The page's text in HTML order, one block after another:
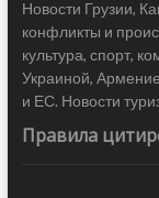
Новости Грузии,
конфликты и
культура, спорт,
Украиной,
и ЕС. Новости
Правила